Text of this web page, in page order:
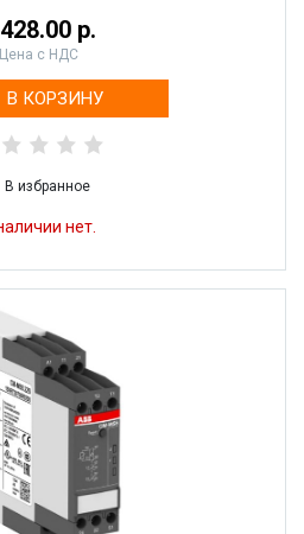
р.
Цена с НДС
В КОРЗИНУ
В избранное
нет.